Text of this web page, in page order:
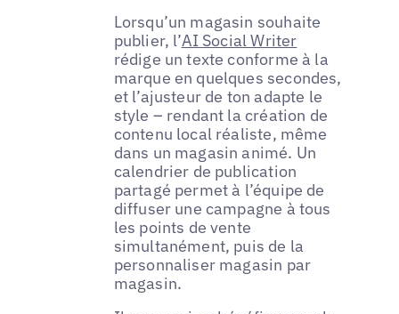
Lorsqu’un magasin souhaite
publier, l’AI Social Writer
rédige un texte conforme à la
marque en quelques secondes,
et l’ajusteur de ton adapte le
style – rendant la création de
contenu local réaliste, même
dans un magasin animé. Un
calendrier de publication
partagé permet à l’équipe de
diffuser une campagne à tous
les points de vente
simultanément, puis de la
personnaliser magasin par
magasin.